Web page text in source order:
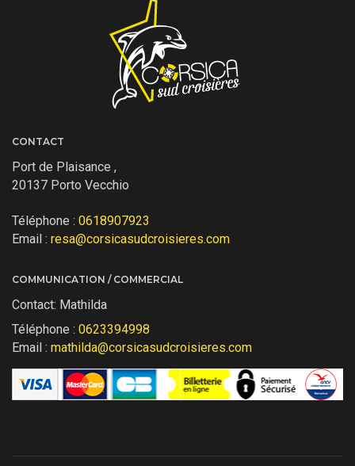
CONTACT
Port de Plaisance ,
20137 Porto Vecchio
Téléphone : 0618907923
Email : resa@corsicasudcroisieres.com
COMMUNICATION / COMMERCIAL
Contact: Mathilda
Téléphone : 0623394998
Email : mathilda@corsicasudcroisieres.com